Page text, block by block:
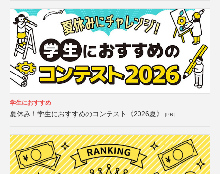
学生におすすめ
夏休み！学生におすすめのコンテスト《2026夏》 [PR]